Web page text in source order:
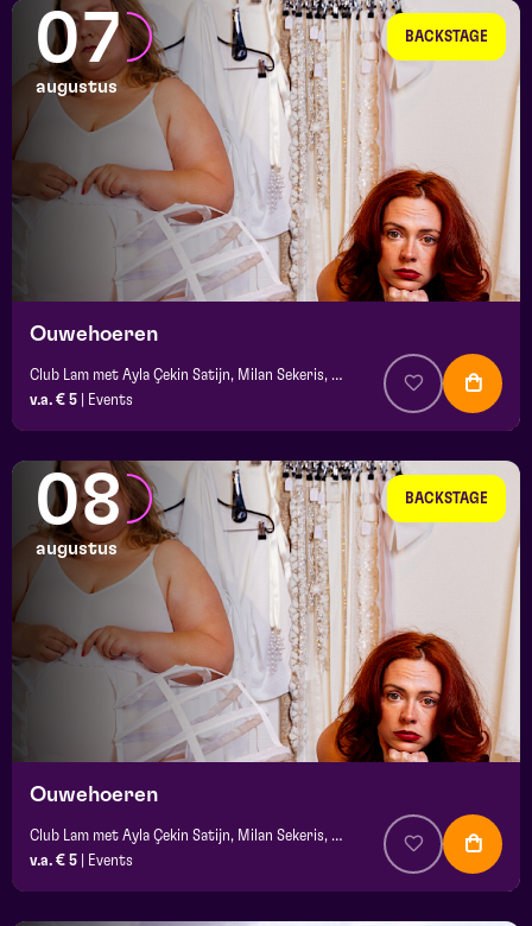
BACKSTAGE
07
augustus
Ouwehoeren
Club Lam met Ayla Çekin Satijn, Milan Sekeris, e.a.
v.a. € 5
Events
BACKSTAGE
08
augustus
Ouwehoeren
Club Lam met Ayla Çekin Satijn, Milan Sekeris, Dic van Duin, Jean-Baptiste Rey e.a.
v.a. € 5
Events